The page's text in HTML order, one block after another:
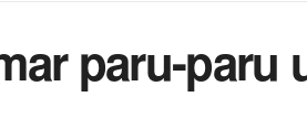
paru-paru